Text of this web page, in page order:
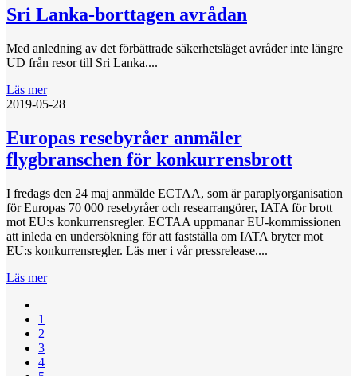
Sri Lanka-borttagen avrådan
Med anledning av det förbättrade säkerhetsläget avråder inte längre
UD från resor till Sri Lanka....
Läs mer
2019-05-28
Europas resebyråer anmäler
flygbranschen för konkurrensbrott
I fredags den 24 maj anmälde ECTAA, som är paraplyorganisation
för Europas 70 000 resebyråer och researrangörer, IATA för brott
mot EU:s konkurrensregler. ECTAA uppmanar EU-kommissionen
att inleda en undersökning för att fastställa om IATA bryter mot
EU:s konkurrensregler. Läs mer i vår pressrelease....
Läs mer
1
2
3
4